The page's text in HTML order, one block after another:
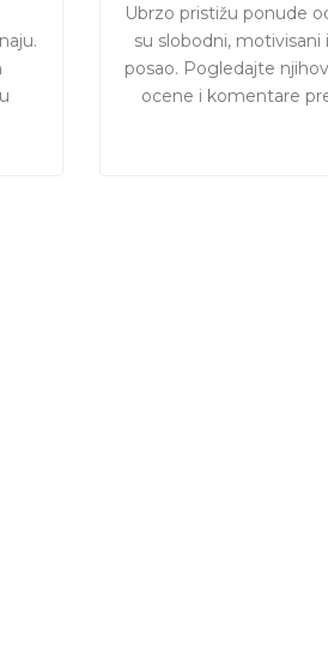
Ubrzo pristižu ponude
su slobodni, motivisani
posao. Pogledajte
ocene i komentare